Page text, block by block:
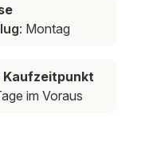
: Montag
Kaufzeitpunkt
im Voraus